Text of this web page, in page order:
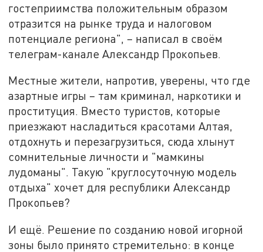
гостеприимства положительным образом
отразится на рынке труда и налоговом
потенциале региона", – написал в своём
телеграм-канале Александр Прокопьев.
Местные жители, напротив, уверены, что где
азартные игры – там криминал, наркотики и
проституция. Вместо туристов, которые
приезжают насладиться красотами Алтая,
отдохнуть и перезагрузиться, сюда хлынут
сомнительные личности и "мамкины
лудоманы". Такую "круглосуточную модель
отдыха" хочет для республики Александр
Прокопьев?
И ещё. Решение по созданию новой игорной
зоны было принято стремительно: в конце